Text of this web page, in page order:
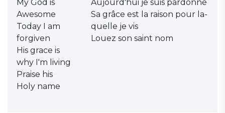
My God is
Awesome
Today I am
forgiven
His grace is
why I'm living
Praise his
Holy name
Aujourd'hui je suis pardonné
Sa grâce est la raison pour la-
quelle je vis
Louez son saint nom